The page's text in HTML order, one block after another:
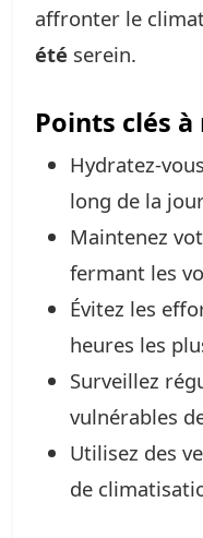
affronter le
été serein.
Points clés
Hydratez-
long de la
Maintenez
fermant les
Évitez les
heures les
Surveillez
vulnérables
Utilisez des
de